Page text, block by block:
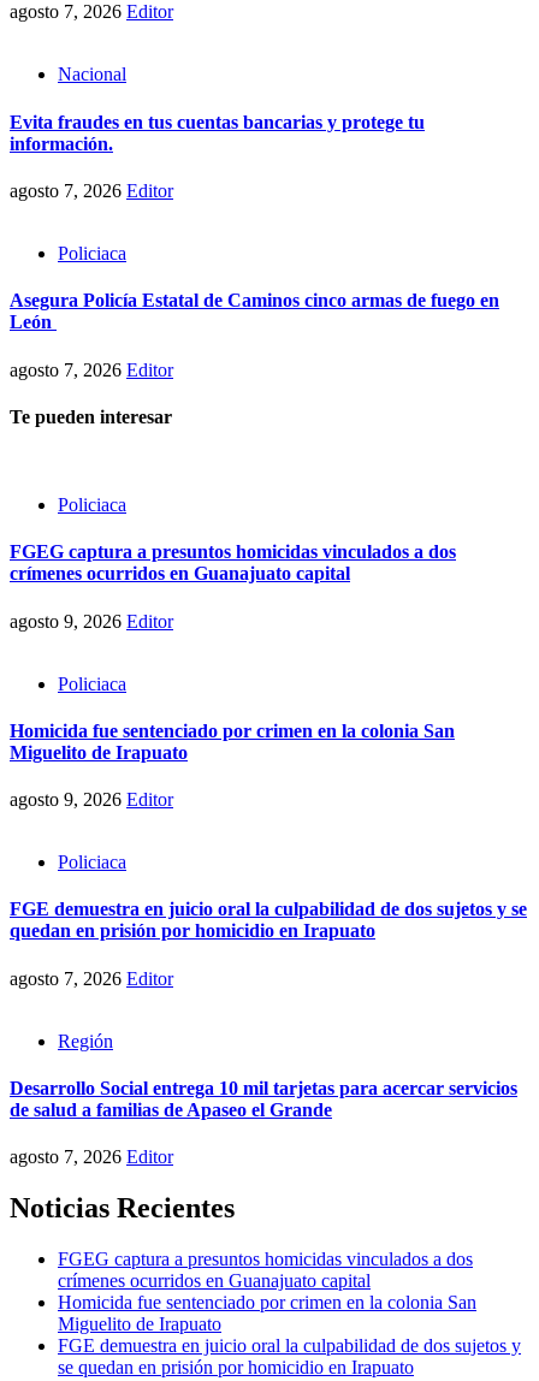
agosto 7, 2026 Editor
Nacional
Evita fraudes en tus cuentas bancarias y protege tu
información.
agosto 7, 2026 Editor
Policiaca
Asegura Policía Estatal de Caminos cinco armas de fuego en
León
agosto 7, 2026 Editor
Te pueden interesar
Policiaca
FGEG captura a presuntos homicidas vinculados a dos
crímenes ocurridos en Guanajuato capital
agosto 9, 2026 Editor
Policiaca
Homicida fue sentenciado por crimen en la colonia San
Miguelito de Irapuato
agosto 9, 2026 Editor
Policiaca
FGE demuestra en juicio oral la culpabilidad de dos sujetos y se
quedan en prisión por homicidio en Irapuato
agosto 7, 2026 Editor
Región
Desarrollo Social entrega 10 mil tarjetas para acercar servicios
de salud a familias de Apaseo el Grande
agosto 7, 2026 Editor
Noticias Recientes
FGEG captura a presuntos homicidas vinculados a dos
crímenes ocurridos en Guanajuato capital
Homicida fue sentenciado por crimen en la colonia San
Miguelito de Irapuato
FGE demuestra en juicio oral la culpabilidad de dos sujetos y
se quedan en prisión por homicidio en Irapuato